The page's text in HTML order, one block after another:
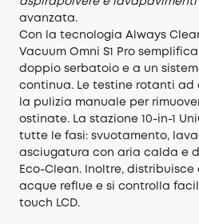
avanzata.
Con la tecnologia Always
Vacuum Omni S1 Pro
doppio serbatoio e a un
continua. Le testine rotanti
la pulizia manuale per
ostinate. La stazione 10-in-1
tutte le fasi: svuotamento,
asciugatura con aria calda e
Eco-Clean. Inoltre,
acque reflue e si controlla
touch LCD.